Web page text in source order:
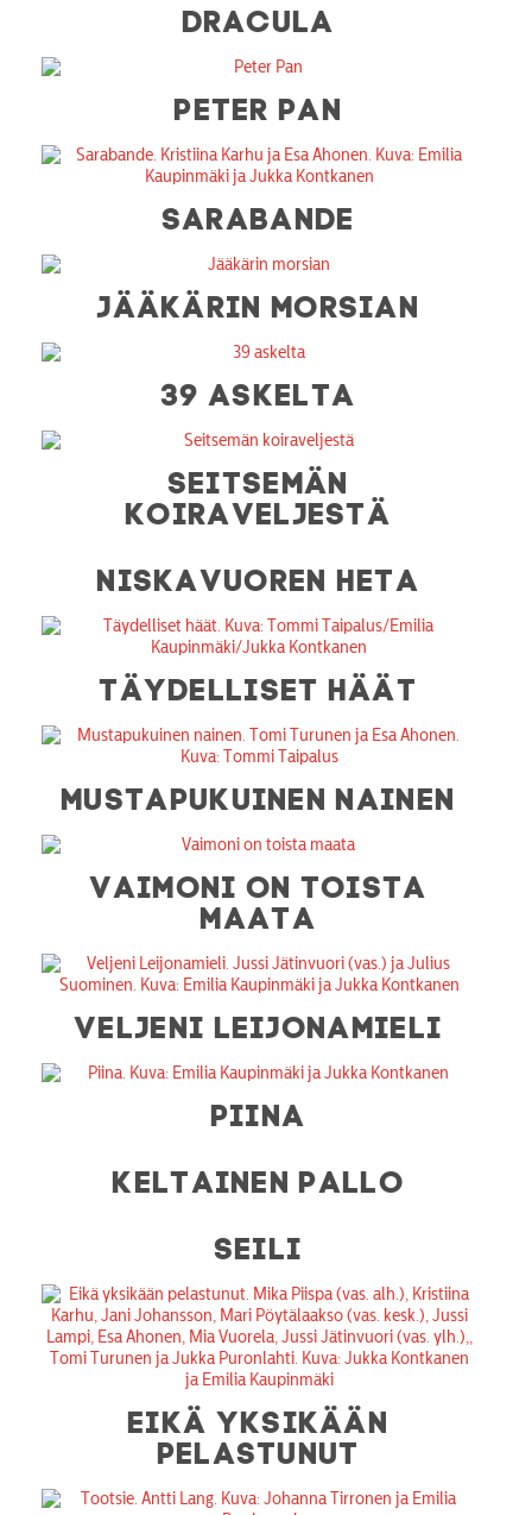
DRACULA
PETER PAN
SARABANDE
JÄÄKÄRIN MORSIAN
39 ASKELTA
SEITSEMÄN
KOIRAVELJESTÄ
NISKAVUOREN HETA
TÄYDELLISET HÄÄT
MUSTAPUKUINEN NAINEN
VAIMONI ON TOISTA
MAATA
VELJENI LEIJONAMIELI
PIINA
KELTAINEN PALLO
SEILI
EIKÄ YKSIKÄÄN
PELASTUNUT